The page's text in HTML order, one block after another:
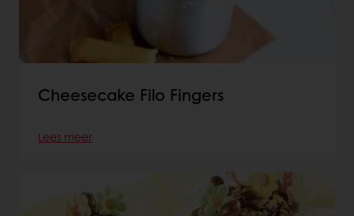
Cheesecake Filo Fingers
Lees meer